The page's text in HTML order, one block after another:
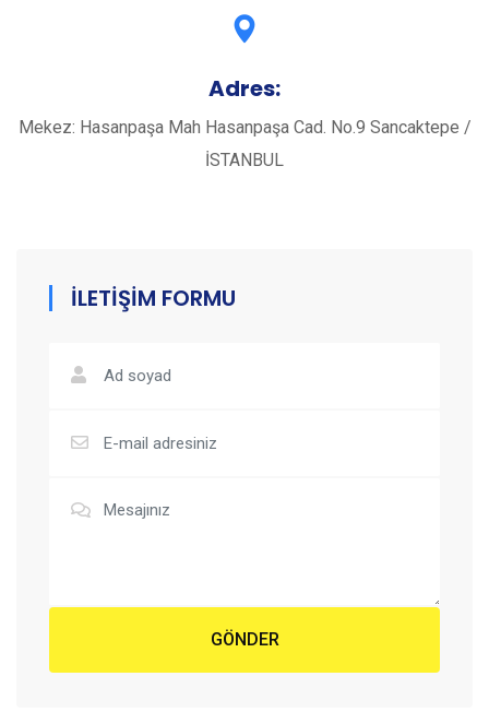
Adres:
Mekez: Hasanpaşa Mah Hasanpaşa Cad. No.9 Sancaktepe /
İSTANBUL
İLETİŞİM FORMU
GÖNDER